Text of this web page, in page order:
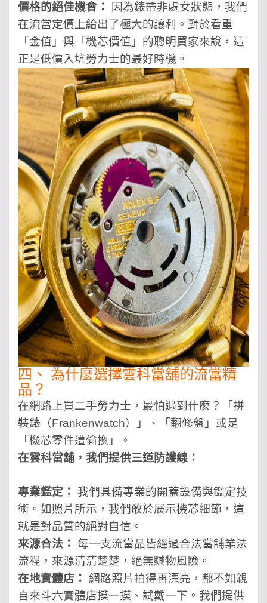
價格的絕佳機會：
因為錶帶非處女狀態，我們
在流當定價上給出了極大的讓利。對於看重
「金值」與「機芯價值」的聰明買家來說，這
正是低價入坑勞力士的最好時機。
四、 為什麼選擇雲科當舖的流當精
品？
在網路上買二手勞力士，最怕遇到什麼？「拼
裝錶（Frankenwatch）」、「翻修盤」或是
「機芯零件遭偷換」。
在雲科當舖，我們提供三道防護線：
專業鑑定：
我們具備專業的開蓋設備與鑑定技
術。如照片所示，我們敢於展示機芯細節，這
就是對品質的絕對自信。
來源合法： 每一支流當品皆經過合法當舖業法
流程，來源清清楚楚，絕無贓物風險。
在地實體店：
網路照片拍得再漂亮，都不如親
自來斗六實體店摸一摸、試戴一下。我們提供